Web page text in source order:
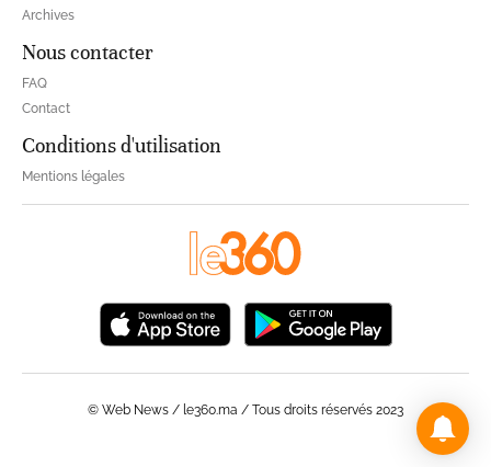
Archives
Nous contacter
FAQ
Contact
Conditions d'utilisation
Mentions légales
© Web News / le360.ma / Tous droits réservés 2023